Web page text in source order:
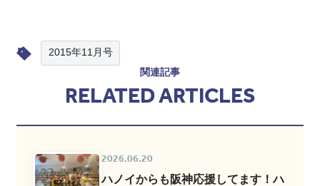
2015年11月号
関連記事
RELATED ARTICLES
2026.06.20
ハノイからも阪神応援してます！ハ